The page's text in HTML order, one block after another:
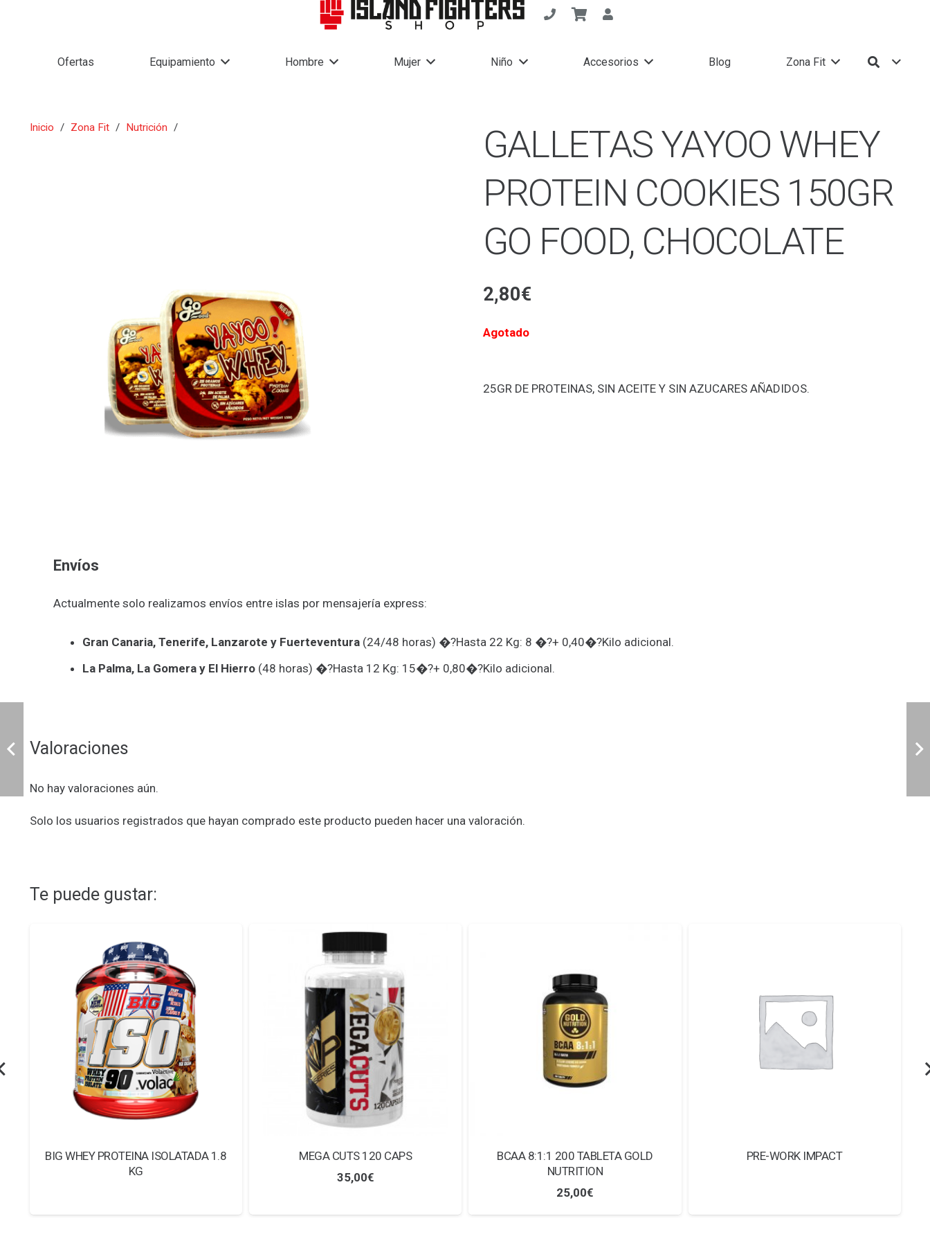
Ofertas Equipamiento Hombre Mujer Niño Accesorios Blog Zona Fit
Inicio / Zona Fit / Nutrición /
GALLETAS YAYOO WHEY
PROTEIN COOKIES 150GR
GO FOOD, CHOCOLATE
2,80€
Agotado
25GR DE PROTEINAS, SIN ACEITE Y SIN AZUCARES AÑADIDOS.
Envíos
Actualmente solo realizamos envíos entre islas por mensajería express:
Gran Canaria, Tenerife, Lanzarote y Fuerteventura (24/48 horas) �?Hasta 22 Kg: 8 �?+ 0,40�?Kilo adicional.
La Palma, La Gomera y El Hierro (48 horas) �?Hasta 12 Kg: 15�?+ 0,80�?Kilo adicional.
Valoraciones
No hay valoraciones aún.
Solo los usuarios registrados que hayan comprado este producto pueden hacer una valoración.
Te puede gustar:
BIG WHEY PROTEINA ISOLATADA 1.8
KG
MEGA CUTS 120 CAPS
35,00€
BCAA 8:1:1 200 TABLETA GOLD
NUTRITION
25,00€
PRE-WORK IMPACT